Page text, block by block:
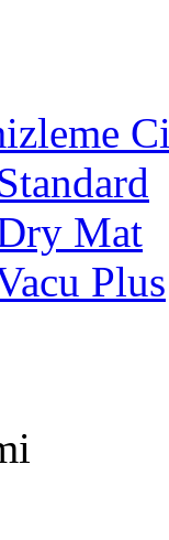
Mat
Plus